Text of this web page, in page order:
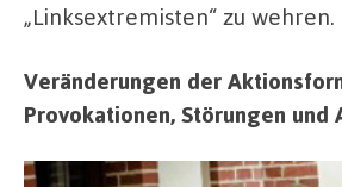
„Linksextremisten“ zu wehren.
Veränderungen der
Provokationen, Störungen und